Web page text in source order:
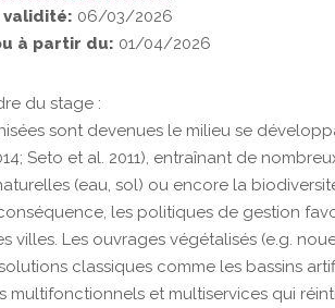
validité: 06/03/2026
à partir du: 01/04/2026
du stage :
sont devenues le milieu se
Seto et al. 2011), entraînant de
(eau, sol) ou encore la
conséquence, les politiques de gestion
villes. Les ouvrages végétalisés (e.g.
classiques comme les bassins
multifonctionnels et multiservices qui